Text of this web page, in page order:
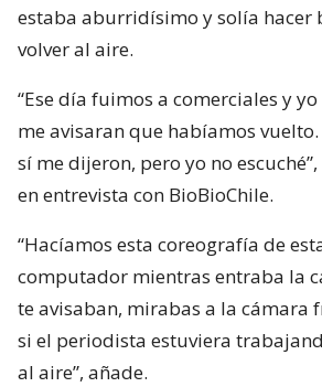
estaba aburridísimo y solía hacer
volver al aire.
“Ese día fuimos a comerciales y
me avisaran que habíamos vuelto.
sí me dijeron, pero yo no
en entrevista con BioBioChile.
“Hacíamos esta coreografía de
computador mientras entraba la
te avisaban, mirabas a la cámara
si el periodista estuviera
al aire”, añade.